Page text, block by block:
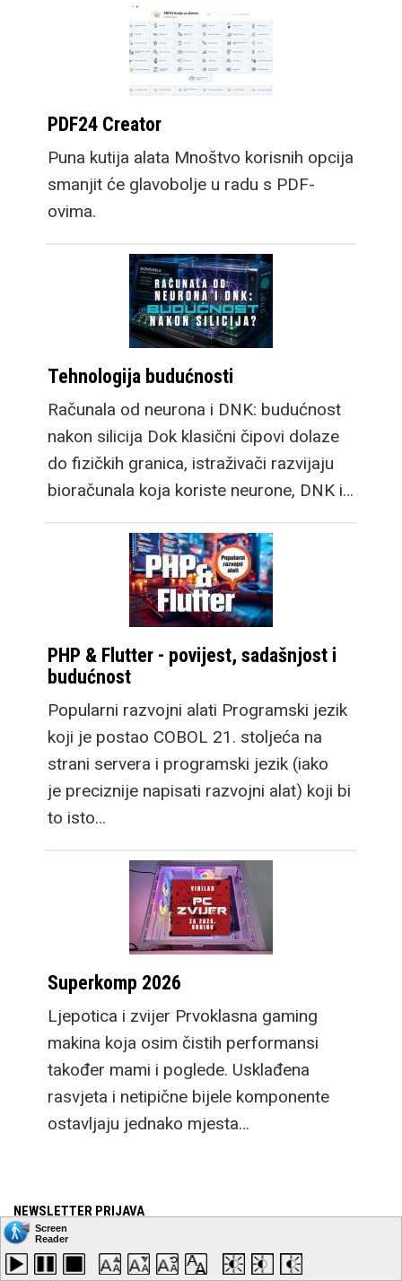
PDF24 Creator
Puna kutija alata Mnoštvo korisnih opcija
smanjit će glavobolje u radu s PDF-
ovima.
Tehnologija budućnosti
Računala od neurona i DNK: budućnost
nakon silicija Dok klasični čipovi dolaze
do fizičkih granica, istraživači razvijaju
bioračunala koja koriste neurone, DNK i…
PHP & Flutter - povijest, sadašnjost i
budućnost
Popularni razvojni alati Programski jezik
koji je postao COBOL 21. stoljeća na
strani servera i programski jezik (iako
je preciznije napisati razvojni alat) koji bi
to isto…
Superkomp 2026
Ljepotica i zvijer Prvoklasna gaming
makina koja osim čistih performansi
također mami i poglede. Usklađena
rasvjeta i netipične bijele komponente
ostavljaju jednako mjesta…
NEWSLETTER PRIJAVA
E-mail